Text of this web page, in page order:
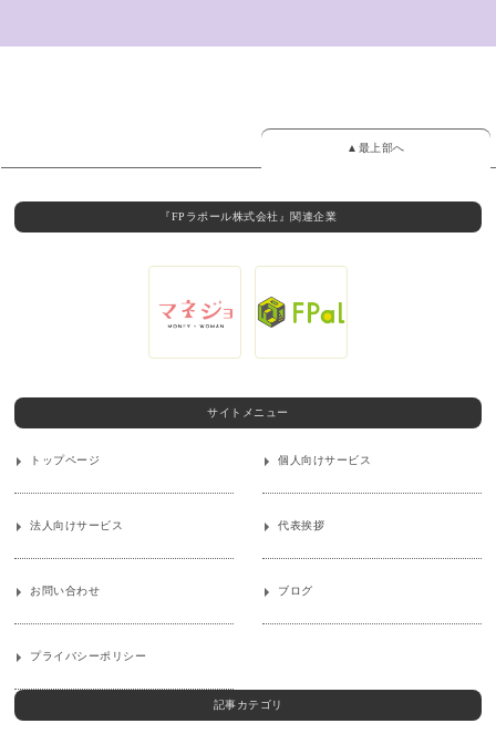
▲最上部へ
『FPラポール株式会社』関連企業
サイトメニュー
トップページ 個人向けサービス
法人向けサービス 代表挨拶
お問い合わせ ブログ
プライバシーポリシー
記事カテゴリ